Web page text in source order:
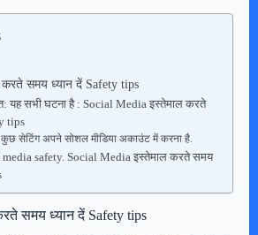
समय ध्यान दें Safety tips
यह सभी घटना है : Social Media इस्तेमाल करते
tips
सेटिंग अपने सोशल मीडिया अकाउंट में करना है.
safety. Social Media इस्तेमाल करते समय
समय ध्यान दें Safety tips